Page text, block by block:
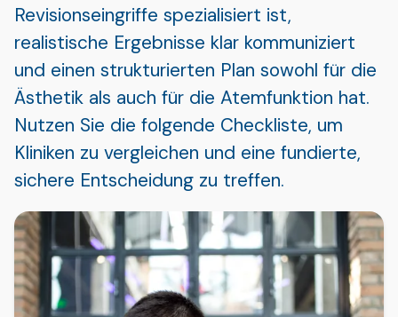
Revisionseingriffe spezialisiert ist,
realistische Ergebnisse klar kommuniziert
und einen strukturierten Plan sowohl für die
Ästhetik als auch für die Atemfunktion hat.
Nutzen Sie die folgende Checkliste, um
Kliniken zu vergleichen und eine fundierte,
sichere Entscheidung zu treffen.